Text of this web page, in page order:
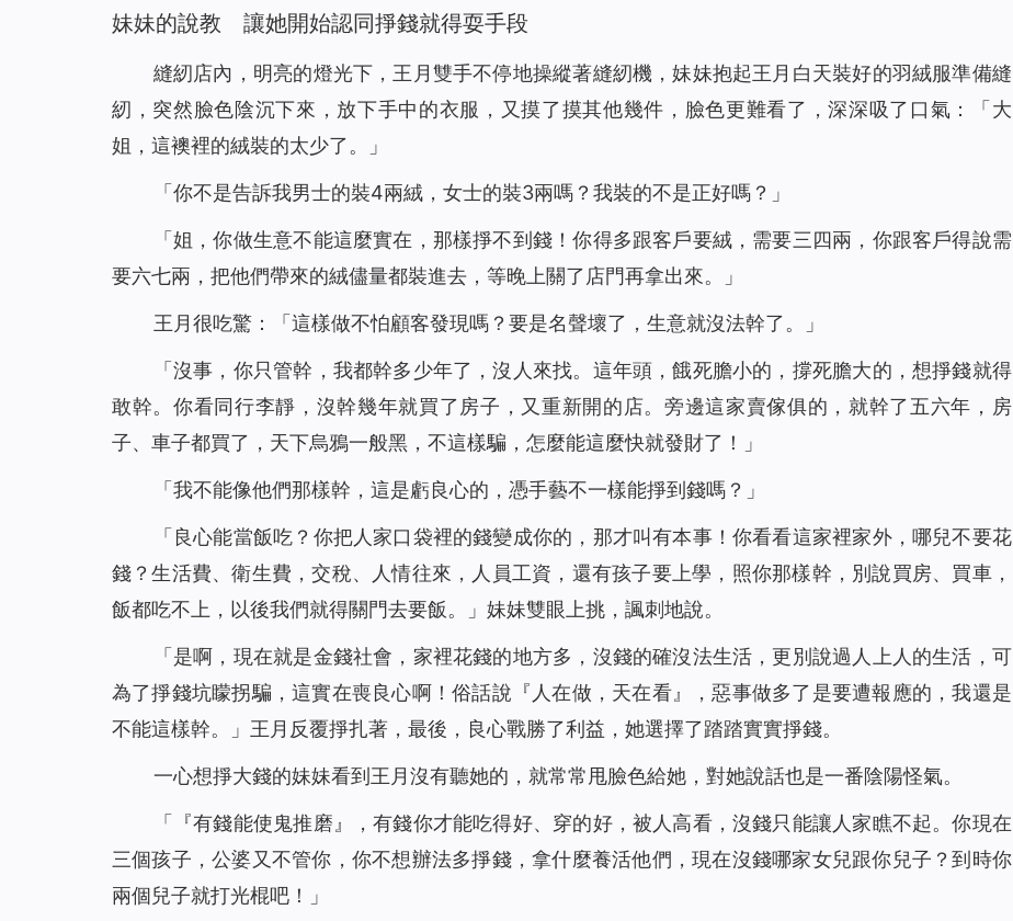
妹妹的說教 讓她開始認同掙錢就得耍手段
縫紉店內，明亮的燈光下，王月雙手不停地操縱著縫紉機，妹妹抱起王月白天裝好的羽絨服準備縫
紉，突然臉色陰沉下來，放下手中的衣服，又摸了摸其他幾件，臉色更難看了，深深吸了口氣：「大
姐，這襖裡的絨裝的太少了。」
「你不是告訴我男士的裝4兩絨，女士的裝3兩嗎？我裝的不是正好嗎？」
「姐，你做生意不能這麼實在，那樣掙不到錢！你得多跟客戶要絨，需要三四兩，你跟客戶得說需
要六七兩，把他們帶來的絨儘量都裝進去，等晚上關了店門再拿出來。」
王月很吃驚：「這樣做不怕顧客發現嗎？要是名聲壞了，生意就沒法幹了。」
「沒事，你只管幹，我都幹多少年了，沒人來找。這年頭，餓死膽小的，撐死膽大的，想掙錢就得
敢幹。你看同行李靜，沒幹幾年就買了房子，又重新開的店。旁邊這家賣傢俱的，就幹了五六年，房
子、車子都買了，天下烏鴉一般黑，不這樣騙，怎麼能這麼快就發財了！」
「我不能像他們那樣幹，這是虧良心的，憑手藝不一樣能掙到錢嗎？」
「良心能當飯吃？你把人家口袋裡的錢變成你的，那才叫有本事！你看看這家裡家外，哪兒不要花
錢？生活費、衛生費，交稅、人情往來，人員工資，還有孩子要上學，照你那樣幹，別說買房、買車，
飯都吃不上，以後我們就得關門去要飯。」妹妹雙眼上挑，諷刺地說。
「是啊，現在就是金錢社會，家裡花錢的地方多，沒錢的確沒法生活，更別說過人上人的生活，可
為了掙錢坑矇拐騙，這實在喪良心啊！俗話說『人在做，天在看』，惡事做多了是要遭報應的，我還是
不能這樣幹。」王月反覆掙扎著，最後，良心戰勝了利益，她選擇了踏踏實實掙錢。
一心想掙大錢的妹妹看到王月沒有聽她的，就常常甩臉色給她，對她說話也是一番陰陽怪氣。
「『有錢能使鬼推磨』，有錢你才能吃得好、穿的好，被人高看，沒錢只能讓人家瞧不起。你現在
三個孩子，公婆又不管你，你不想辦法多掙錢，拿什麼養活他們，現在沒錢哪家女兒跟你兒子？到時你
兩個兒子就打光棍吧！」